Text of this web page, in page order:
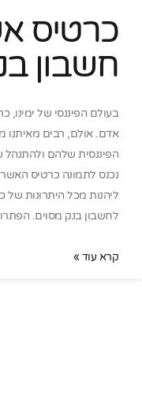
כרטיס
חשבון
בעולם הפיננסי של ימינו,
אדם. אולם, רבים מאיתנו
הפיננסית שלהם ולהתנהל
נכנס לתמונה כרטיס
ליהנות מכל היתרונות של
לחשבון בנק מסוים.
קרא עוד »